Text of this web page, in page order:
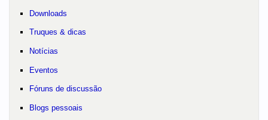
Downloads
Truques & dicas
Notícias
Eventos
Fóruns de discussão
Blogs pessoais